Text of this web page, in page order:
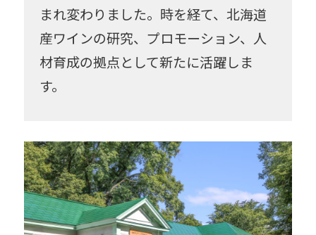
数学
生物 雪氷
先住民研究
総合博物館
中谷宇吉郎
南極
粘菌
知のフィールド
気候変動
工学
まれ変わりました。時を経て、北海道
産ワインの研究、プロモーション、人
材育成の拠点として新たに活躍しま
す。